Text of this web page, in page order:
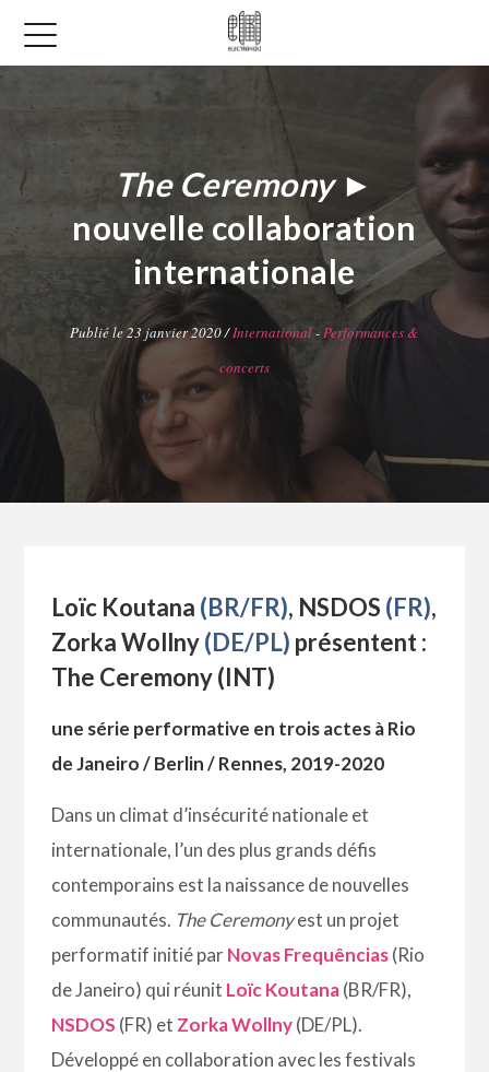
The Ceremony ►
nouvelle collaboration
internationale
Publié le 23 janvier 2020 /International-Performances &
concerts
Loïc Koutana (BR/FR), NSDOS (FR),
Zorka Wollny(DE/PL) présentent :
The Ceremony (INT)
une série performative en trois actes à Rio
de Janeiro / Berlin / Rennes, 2019-2020
Dans un climat d’insécurité nationale et
internationale, l’un des plus grands défis
contemporains est la naissance de nouvelles
communautés. The Ceremonyest un projet
performatif initié parNovas Frequências(Rio
de Janeiro) qui réunit Loïc Koutana(BR/FR),
NSDOS (FR) et Zorka Wollny(DE/PL).
Développé en collaboration avec les festivals